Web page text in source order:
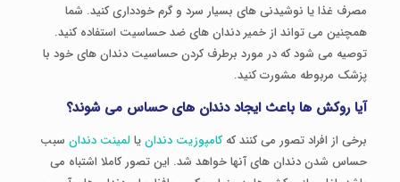
مصرف غذا یا نوشیدنی های بسیار سرد و گرم خودداری کنید. شما
همچنین می تواند از خمیر دندان های ضد حساسیت استفاده کنید.
توصیه می شود که در مورد برطرف کردن حساسیت دندان های خود با
پزشک مربوطه مشورت کنید.
آیا روکش ها باعث ایجاد دندان های حساس می شوند؟
برخی از افراد تصور می کنند کهکامپوزیت دندانیا لمینت دندانسبب
حساس شدن دندان های آنها خواهد شد. این تصور کاملا اشتباه می